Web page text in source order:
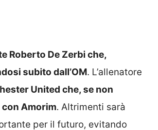
Roberto De Zerbi che,
subito dall’OM. L’allenatore
United che, se non
Amorim. Altrimenti sarà
per il futuro, evitando